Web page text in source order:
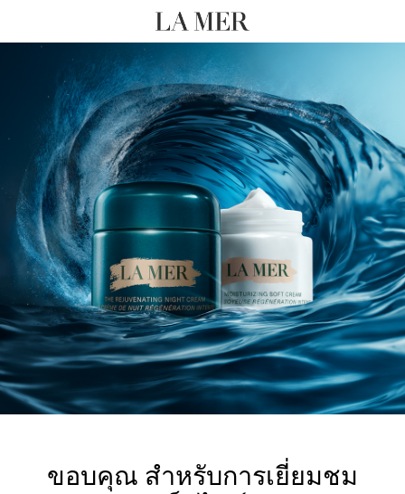
ขอบคุณ สำหรับการเยี่ยมชม